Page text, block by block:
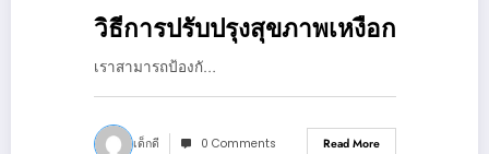
วิธีการปรับปรุงสุขภาพเหงือก
เราสามารถป้องกั…
เด็กดี 0 Comments Read More